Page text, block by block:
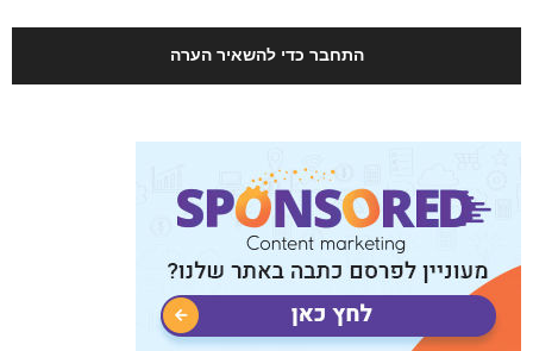
התחבר כדי להשאיר הערה